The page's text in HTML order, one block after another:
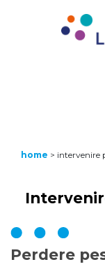
home > intervenire
Perdere